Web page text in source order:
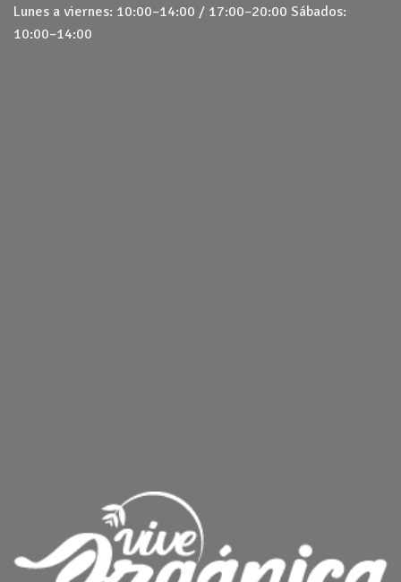
Lunes a viernes: 10:00–14:00 / 17:00–20:00 Sábados:
10:00–14:00